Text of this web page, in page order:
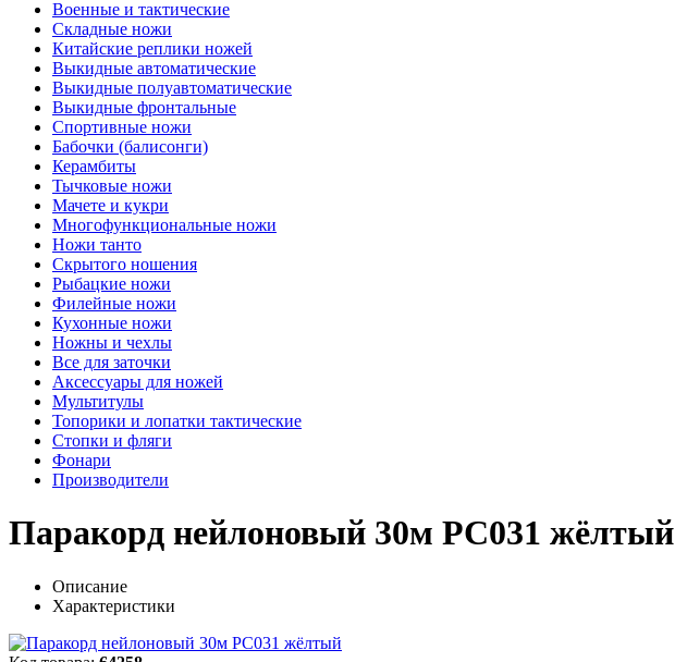
Военные и тактические
Складные ножи
Китайские реплики ножей
Выкидные автоматические
Выкидные полуавтоматические
Выкидные фронтальные
Спортивные ножи
Бабочки (балисонги)
Керамбиты
Тычковые ножи
Мачете и кукри
Многофункциональные ножи
Ножи танто
Скрытого ношения
Рыбацкие ножи
Филейные ножи
Кухонные ножи
Ножны и чехлы
Все для заточки
Аксессуары для ножей
Мультитулы
Топорики и лопатки тактические
Стопки и фляги
Фонари
Производители
Паракорд нейлоновый 30м PC031 жёлтый
Описание
Характеристики